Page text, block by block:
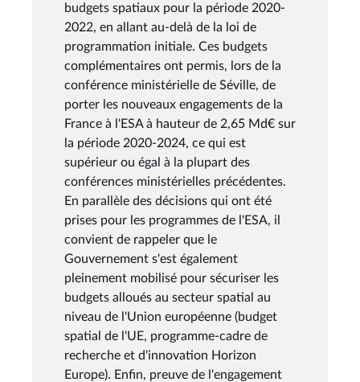
budgets spatiaux pour la période 2020-
2022, en allant au-delà de la loi de
programmation initiale. Ces budgets
complémentaires ont permis, lors de la
conférence ministérielle de Séville, de
porter les nouveaux engagements de la
France à l'ESA à hauteur de 2,65 Md€ sur
la période 2020-2024, ce qui est
supérieur ou égal à la plupart des
conférences ministérielles précédentes.
En parallèle des décisions qui ont été
prises pour les programmes de l'ESA, il
convient de rappeler que le
Gouvernement s'est également
pleinement mobilisé pour sécuriser les
budgets alloués au secteur spatial au
niveau de l'Union européenne (budget
spatial de l'UE, programme-cadre de
recherche et d'innovation Horizon
Europe). Enfin, preuve de l'engagement